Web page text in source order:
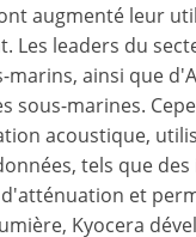
augmenté leur
Les leaders du
ainsi que
sous-marines.
acoustique,
tels que
et
Kyocera